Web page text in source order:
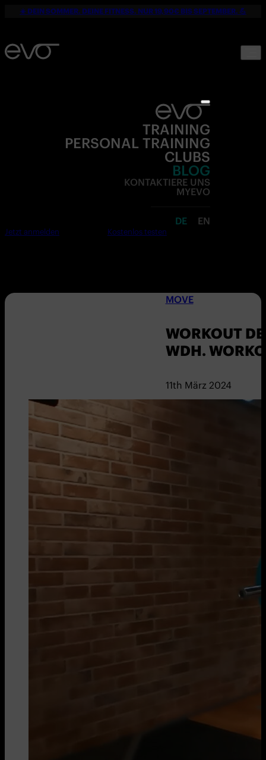
☀️ DEIN SOMMER. DEINE FITNESS. NUR 19,90€ BIS SEPTEMBER. 💪
TRAINING
PERSONAL TRAINING
CLUBS
BLOG
KONTAKTIERE UNS
MYEVO
DE EN
Jetzt anmelden Kostenlos testen
MOVE
WORKOUT
WDH.
11th März 2024